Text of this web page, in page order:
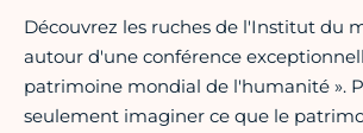
Découvrez les ruches de l'Institut du
autour d'une conférence
patrimoine mondial de l'humanité ».
seulement imaginer ce que le